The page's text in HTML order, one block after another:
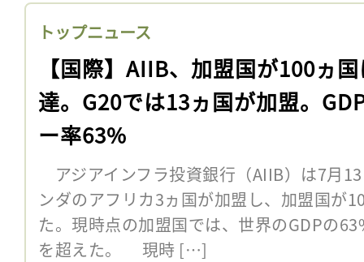
トップニュース
【国際】AIIB、加盟国が100ヵ
達。G20では13ヵ国が加盟。
ー率63%
アジアインフラ投資銀行（AIIB）は7月
ンダのアフリカ3ヵ国が加盟し、加盟国が
た。現時点の加盟国では、世界のGDPの
を超えた。 現時 […]